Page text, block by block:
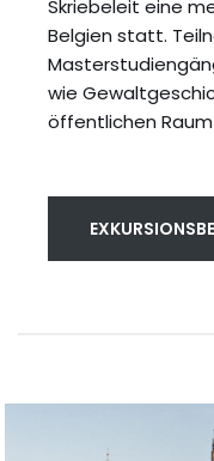
Skriebeleit eine
Belgien statt.
wie
öffentlichen